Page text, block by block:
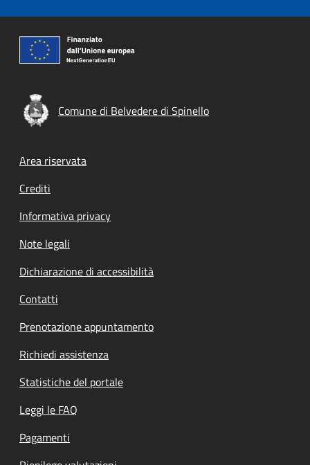
Comune di Belvedere di Spinello
Footer menu
Area riservata
Crediti
Informativa privacy
Note legali
Dichiarazione di accessibilità
Contatti
Prenotazione appuntamento
Richiedi assistenza
Statistiche del portale
Leggi le FAQ
Pagamenti